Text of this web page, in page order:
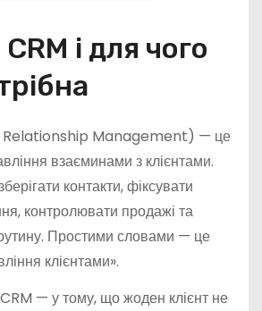
і для чого
Management) — це
взаєминами з клієнтами.
контакти, фіксувати
контролювати продажі та
Простими словами — це
клієнтами».
— у тому, що жоден клієнт не